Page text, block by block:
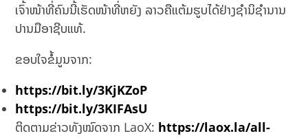
ເຈົ້າໜ້າທີ່ຄົນນີ້ເຮັດໜ້າທີ່ຫຍັງ ລາວຄືແຕ້ມຮູບໄດ້ຢ່າງຊຳນິຊຳນານ
ປານມືອາຊີບແທ້.
ຂອບໃຈຂໍ້ມູນຈາກ:
https://bit.ly/3KjKZoP
https://bit.ly/3KIFAsU
ຕິດຕາມຂ່າວທັງໝົດຈາກ LaoX: https://laox.la/all-